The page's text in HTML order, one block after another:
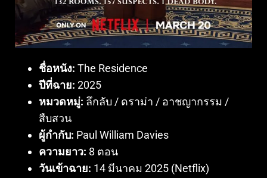
ชื่อหนัง: The Residence
ปีที่ฉาย: 2025
หมวดหมู่: ลึกลับ / ดราม่า / อาชญากรรม /
สืบสวน
ผู้กำกับ: Paul William Davies
ความยาว: 8 ตอน
วันเข้าฉาย: 14 มีนาคม 2025 (Netflix)